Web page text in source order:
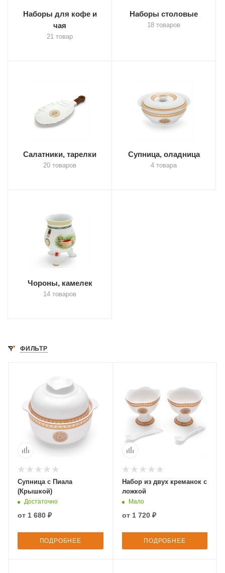
Наборы для кофе и
чая
21 товар
Наборы столовые
18 товаров
Салатники, тарелки
20 товаров
Супница, оладница
4 товара
Чороны, камелек
14 товаров
ФИЛЬТР
Супница с Пиала
(Крышкой)
Достаточно
от 1 680 ₽
ПОДРОБНЕЕ
Набор из двух креманок с
ложкой
Мало
от 1 720 ₽
ПОДРОБНЕЕ